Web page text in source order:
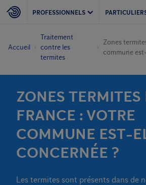
PROFESSIONNELS
Accueil
Traitement
contre les
termites
Zones
commune
ZONES TERMITES
FRANCE : VOTRE
COMMUNE EST-
CONCERNÉE ?
Les termites sont présents dans de